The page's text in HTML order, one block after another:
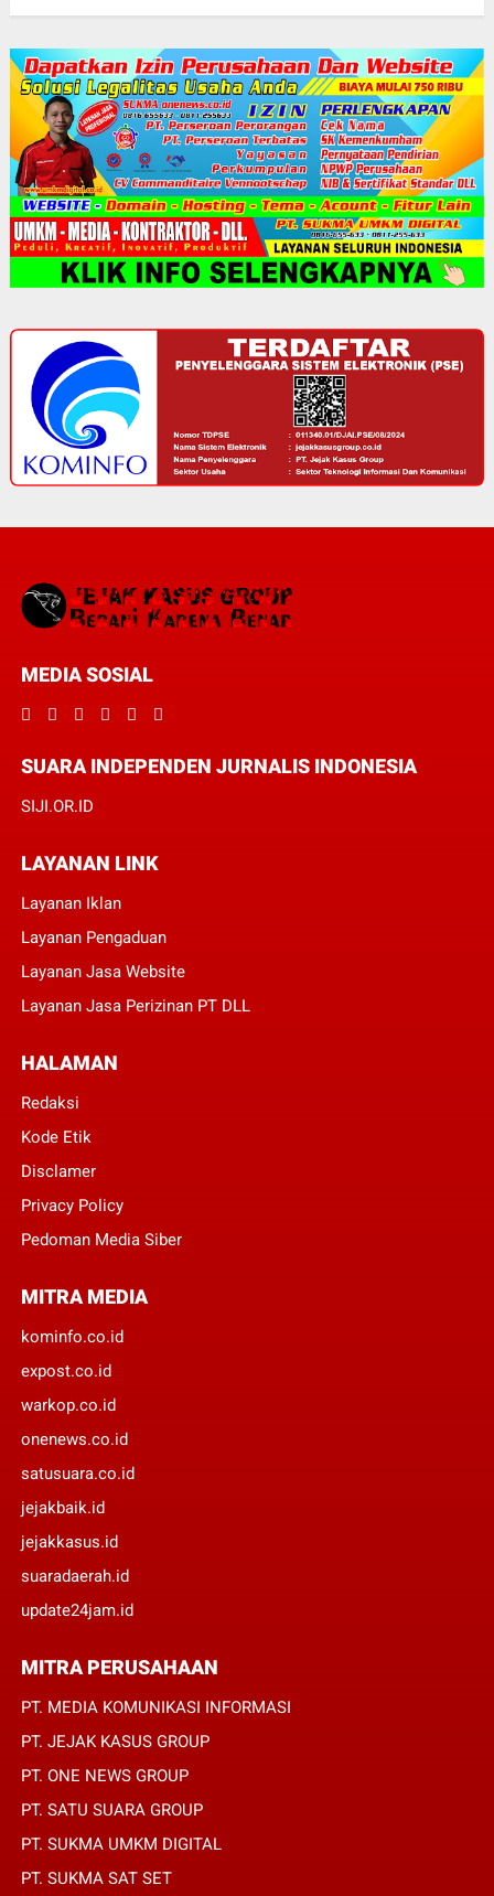
MEDIA SOSIAL
SUARA INDEPENDEN JURNALIS INDONESIA
SIJI.OR.ID
LAYANAN LINK
Layanan Iklan
Layanan Pengaduan
Layanan Jasa Website
Layanan Jasa Perizinan PT DLL
HALAMAN
Redaksi
Kode Etik
Disclamer
Privacy Policy
Pedoman Media Siber
MITRA MEDIA
kominfo.co.id
expost.co.id
warkop.co.id
onenews.co.id
satusuara.co.id
jejakbaik.id
jejakkasus.id
suaradaerah.id
update24jam.id
MITRA PERUSAHAAN
PT. MEDIA KOMUNIKASI INFORMASI
PT. JEJAK KASUS GROUP
PT. ONE NEWS GROUP
PT. SATU SUARA GROUP
PT. SUKMA UMKM DIGITAL
PT. SUKMA SAT SET